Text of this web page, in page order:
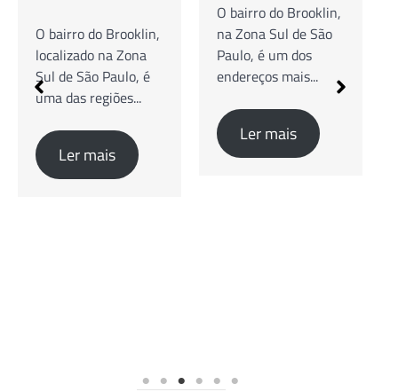
O bairro do Brooklin,
localizado na Zona
Sul de São Paulo, é
uma das regiões...
Ler mais
O bairro do Brooklin,
na Zona Sul de São
Paulo, é um dos
endereços mais...
Ler mais